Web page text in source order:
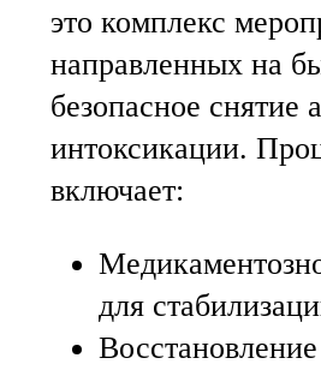
это комплекс
направленных на
безопасное снятие
интоксикации.
включает:
для
Восстановление